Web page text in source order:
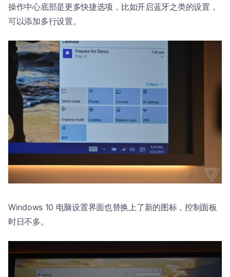
操作中心底部是更多快捷选项，比如开启蓝牙之类的设置，
可以添加多行设置。
Windows 10 电脑设置界面也替换上了新的图标，控制面板
时日不多。